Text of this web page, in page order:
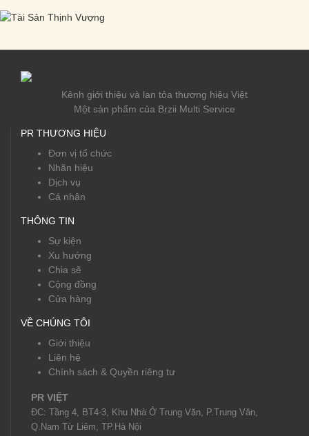
Kênh giới thiệu và lan tỏa thương hiệu Việt
Một sản phẩm của Brzii Multi Service
PR THƯƠNG HIỆU
Đơn vị tổ chức
Nhãn hiệu
Dịch vụ
Cá nhân
THÔNG TIN
Sự kiện
Xu hướng
Chia sẽ
Cộng đồng
Cửa hàng
VỀ CHÚNG TÔI
Giới thiệu
Liên hệ
Chính sách & Quyền riêng tư
PR VIỆT
ĐC: Tầng 4, BT4-3, Khu Nhà Ở Trung Văn, P.Trung Văn,
Q.Nam Từ Liêm, TP.Hà Nội